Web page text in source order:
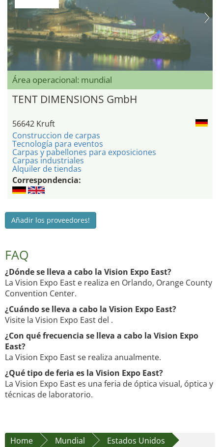
Área operacional: mundial
TENT DIMENSIONS GmbH
56642 Kruft
Construccion de carpas
Tecnología para eventos
Carpas y pabellones para exposiciones
Carpas industriales
Alquiler de tiendas
Correspondencia:
Añadir los proveedores!
FAQ
¿Dónde se lleva a cabo la Vision Expo East?
La Vision Expo East e realiza en Orlando, Orange County
Convention Center.
¿Cuándo se lleva a cabo la Vision Expo East?
Visite la Vision Expo East del .
¿Con qué frecuencia se lleva a cabo la Vision Expo
East?
La Vision Expo East se realiza anualmente.
¿Qué tipo de feria es la Vision Expo East?
La Vision Expo East es una feria de óptica visual, óptica y
técnicas de laboratorio.
Home Mundial
Estados Unidos